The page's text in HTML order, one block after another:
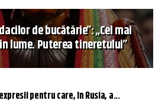
de bucătărie”: „Cel mai
lume. Puterea tineretului”
pentru care, în Rusia, a...